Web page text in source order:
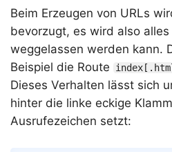
Beim Erzeugen von URLs
bevorzugt, es wird also
weggelassen werden kann.
Beispiel die Route
Dieses Verhalten lässt sich
hinter die linke eckige
Ausrufezeichen setzt: